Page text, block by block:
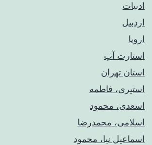
ادبیات
اردبیل
اروپا
استارت آپ
استان تهران
استیری، فاطمه
اسعدی، محمود
اسلامی، محمدرضا
اسماعیل نیا، محمود